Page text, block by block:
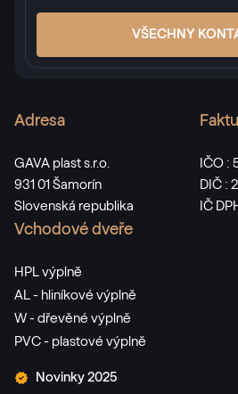
VŠECHNY
Adresa
GAVA plast s.r.o.
931 01 Šamorín
Slovenská republika
IČO :
DIČ :
IČ
Vchodové dveře
HPL výplně
AL - hliníkové výplně
W - dřevěné výplně
PVC - plastové výplně
Novinky 2025